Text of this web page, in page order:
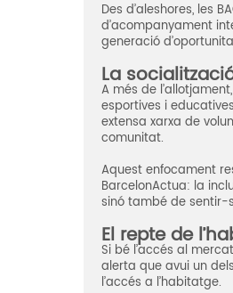
Des d’aleshores, les
d’acompanyament
generació
La
A més de
esportives i
extensa xarxa de
comunitat.
Aquest enfocament
BarcelonActua: la
sinó també de sentir-
El repte de
Si bé l’accés al
alerta que avui un
l’accés a l’habitatge.